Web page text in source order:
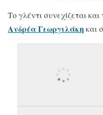
Το γλέντι συνεχίζεται και
Ανδρέα Γεωργιλάκη και